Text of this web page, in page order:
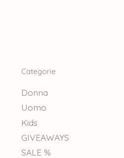
Categorie
Donna
Uomo
Kids
GIVEAWAYS
SALE %